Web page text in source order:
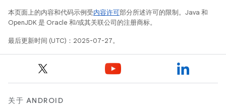
本页面上的内容和代码示例受内容许可部分所述许可的限制。Java 和
OpenJDK 是 Oracle 和/或其关联公司的注册商标。
最后更新时间 (UTC)：2025-07-27。
关于 ANDROID